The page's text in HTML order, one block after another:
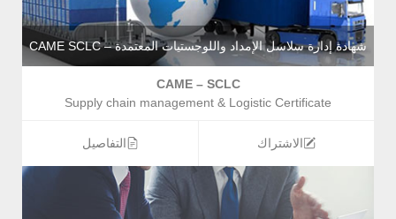
شهادة إدارة سلاسل الإمداد واللوجستيات المعتمدة – CAME SCLC
CAME – SCLC
Supply chain management & Logistic Certificate
الاشتراك التفاصيل